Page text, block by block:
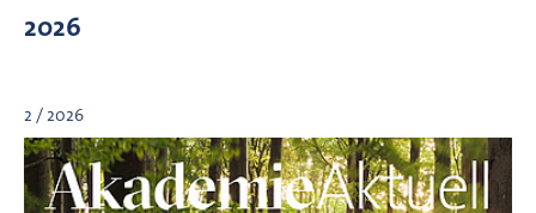
2026
2 / 2026